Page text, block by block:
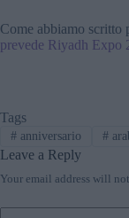
Come abbiamo scritto
prevede Riyadh Expo
Tags
#anniversario #
Leave a Reply
Your email address will